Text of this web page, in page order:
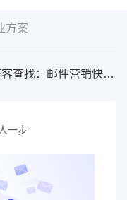
方案
Geeksend潜客查找：邮件营销快人一步
一步